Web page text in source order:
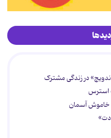
در زندگی مشترک
استرس
خاموش آسمان